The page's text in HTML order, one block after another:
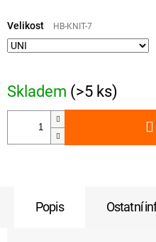
cena:
Skladem (>5 ks)
Velikost HB-KNIT-7
Popis Ostatní